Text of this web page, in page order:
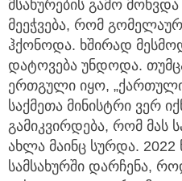
მსახურების გამო მოხვდა
მეეჭვება, რომ
ჰქონოდა. ხშირად
დატოვება უნდოდა.
ერთგული იყო, „ქართული
საქმეთა მინისტრი ვერ
გამიკვირდება, რომ მას
ახლა მაინც სურდა. 2022
სამსახურში დარჩენა,